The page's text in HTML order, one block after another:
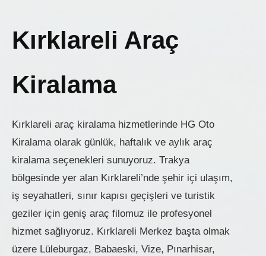
Kırklareli Araç
Kiralama
Kırklareli araç kiralama hizmetlerinde HG Oto
Kiralama olarak günlük, haftalık ve aylık araç
kiralama seçenekleri sunuyoruz. Trakya
bölgesinde yer alan Kırklareli’nde şehir içi ulaşım,
iş seyahatleri, sınır kapısı geçişleri ve turistik
geziler için geniş araç filomuz ile profesyonel
hizmet sağlıyoruz. Kırklareli Merkez başta olmak
üzere Lüleburgaz, Babaeski, Vize, Pınarhisar,